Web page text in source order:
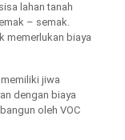
lahan tanah
– semak.
memerlukan biaya
jiwa
dengan biaya
oleh VOC